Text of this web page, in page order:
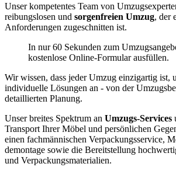
Unser kompetentes Team von
reibungslosen und sorgenfreien Umzug, der
Anforderungen zugeschnitten ist.
In nur 60 Sekunden zum
kostenlose Online-Formular ausfüllen.
Wir wissen, dass jeder Umzug einzigartig ist,
individuelle Lösungen an - von der
detaillierten Planung.
Unser breites Spektrum an Umzugs-Services
Transport Ihrer Möbel und persönlichen
einen fachmännischen Verpackungsservice,
demontage sowie die Bereitstellung
und Verpackungsmaterialien.